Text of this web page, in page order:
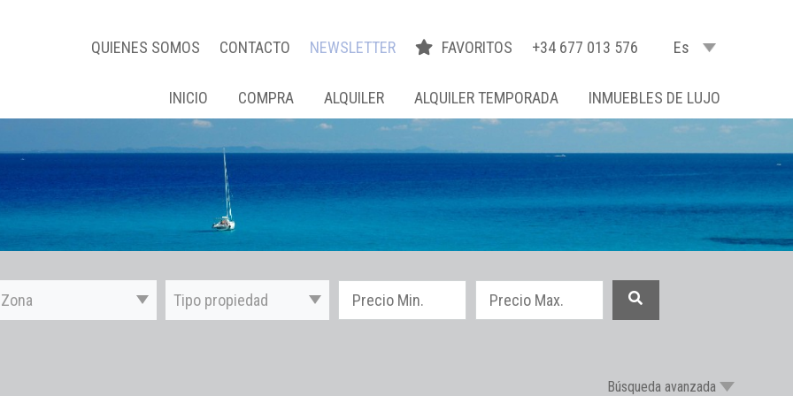
QUIENES SOMOS CONTACTO NEWSLETTER FAVORITOS +34 677 013 576 Es
INICIO COMPRA ALQUILER ALQUILER TEMPORADA INMUEBLES DE LUJO
Zona Tipo propiedad
Búsqueda avanzada